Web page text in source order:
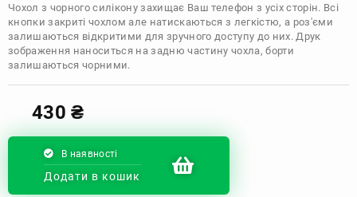
Чохол з чорного силікону захищає Ваш телефон з усіх сторін. Всі
кнопки закриті чохлом але натискаються з легкістю, а роз'єми
залишаються відкритими для зручного доступу до них. Друк
зображення наноситься на задню частину чохла, борти
залишаються чорними.
430₴
В наявності
Додати в кошик